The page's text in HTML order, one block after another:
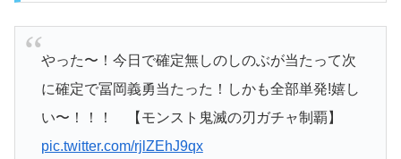
やった〜！今日で確定無しのしのぶが当たって次
に確定で冨岡義勇当たった！しかも全部単発!嬉し
い〜！！！ 【モンスト鬼滅の刃ガチャ制覇】
pic.twitter.com/rjlZEhJ9qx